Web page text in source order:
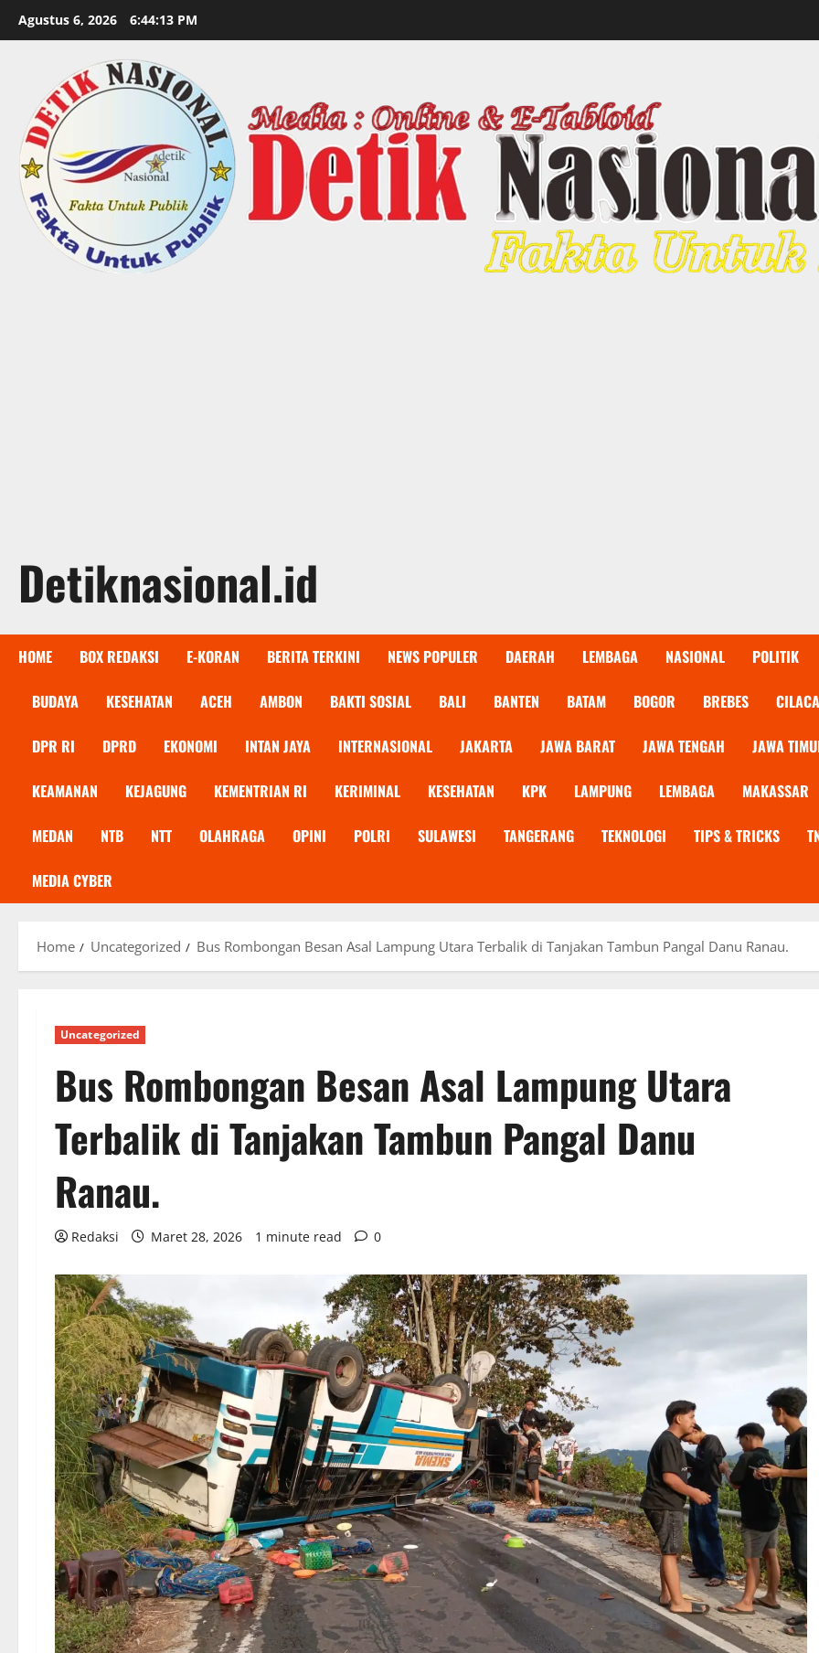
Agustus 6, 2026 6:44:15 PM
Detiknasional.id
HOME BOX REDAKSI E-KORAN BERITA TERKINI NEWS POPULER DAERAH LEMBAGA NASIONAL POLITIK
BUDAYA KESEHATAN ACEH AMBON BAKTI SOSIAL BALI BANTEN BATAM BOGOR BREBES
DPR RI DPRD EKONOMI INTAN JAYA INTERNASIONAL JAKARTA JAWA BARAT JAWA TENGAH JAWA
KEAMANAN KEJAGUNG KEMENTRIAN RI KERIMINAL KESEHATAN KPK LAMPUNG LEMBAGA MAKASSAR
MEDAN NTB NTT OLAHRAGA OPINI POLRI SULAWESI TANGERANG TEKNOLOGI TIPS & TRICKS
MEDIA CYBER
Home Uncategorized Bus Rombongan Besan Asal Lampung Utara Terbalik di Tanjakan Tambun Pangal Danu Ranau.
Uncategorized
Bus Rombongan Besan Asal Lampung Utara
Terbalik di Tanjakan Tambun Pangal Danu
Ranau.
Redaksi Maret 28, 2026 1 minute read 0